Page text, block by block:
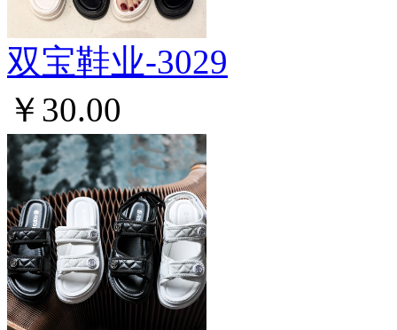
双宝鞋业-3029
￥30.00